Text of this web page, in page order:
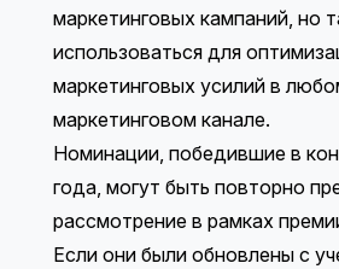
маркетинговых кампаний, но
использоваться для
маркетинговых усилий в
маркетинговом канале.
Номинации, победившие в
года, могут быть повторно
рассмотрение в рамках
Если они были обновлены с